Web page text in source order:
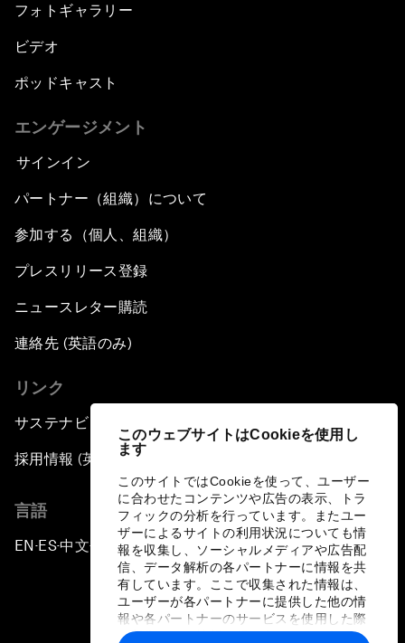
このウェブサイトはCookieを使用し
ます
このサイトではCookieを使って、ユーザー
に合わせたコンテンツや広告の表示、トラ
フィックの分析を行っています。またユー
ザーによるサイトの利用状況についても情
報を収集し、ソーシャルメディアや広告配
信、データ解析の各パートナーに情報を共
有しています。ここで収集された情報は、
ユーザーが各パートナーに提供した他の情
報や各パートナーのサービスを使用した際
に収集された情報と組み合わされ、各パー
フォトギャラリー
ビデオ
ポッドキャスト
エンゲージメント
サインイン
パートナー（組織）について
参加する（個人、組織）
プレスリリース登録
ニュースレター購読
連絡先 (英語のみ)
リンク
サステナビリティへの取り組み
採用情報 (英語のみ)
言語
EN ▪ES▪中文▪ 日本語